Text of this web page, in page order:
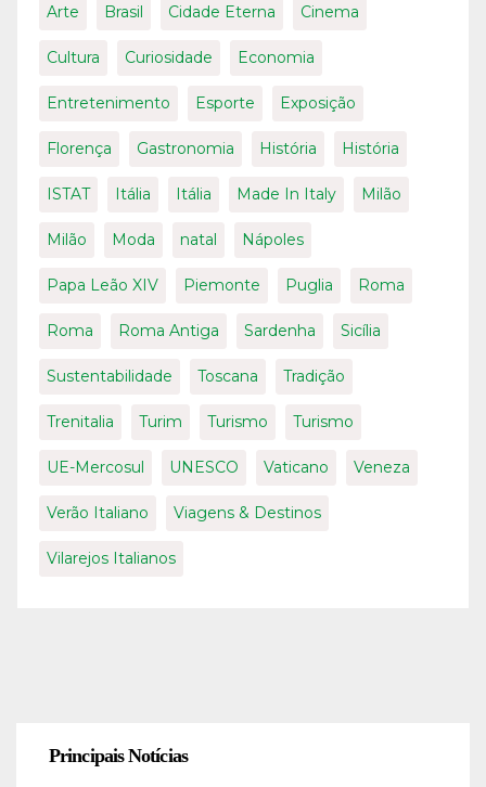
Arte Brasil Cidade Eterna Cinema
Cultura Curiosidade Economia
Entretenimento Esporte Exposição
Florença Gastronomia História História
ISTAT Itália Itália Made In Italy Milão
Milão Moda natal Nápoles
Papa Leão XIV Piemonte Puglia Roma
Roma Roma Antiga Sardenha Sicília
Sustentabilidade Toscana Tradição
Trenitalia Turim Turismo Turismo
UE-Mercosul UNESCO Vaticano Veneza
Verão Italiano Viagens & Destinos
Vilarejos Italianos
Principais Notícias